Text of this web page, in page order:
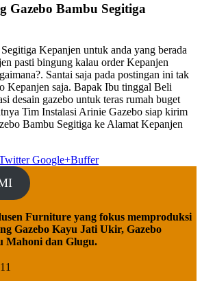
Gazebo Bambu Segitiga
Kepanjen untuk anda yang berada
pasti bingung kalau order Kepanjen
Santai saja pada postingan ini tak
Kepanjen saja. Bapak Ibu tinggal Beli
desain gazebo untuk teras rumah buget
Tim Instalasi Arinie Gazebo siap kirim
Bambu Segitiga ke Alamat Kepanjen
Google+Buffer
Furniture yang fokus memproduksi
Gazebo Kayu Jati Ukir, Gazebo
Mahoni dan Glugu.